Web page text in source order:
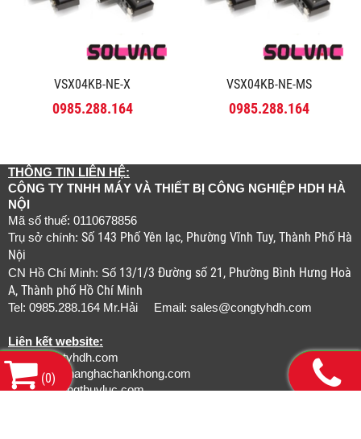
VSX04KB-NE-X
0985.288.164
VSX04KB-NE-MS
0985.288.164
THÔNG TIN LIÊN HỆ:
CÔNG TY TNHH MÁY VÀ THIẾT BỊ CÔNG NGHIỆP HDH HÀ
NỘI
Mã số thuế: 0110678856
Trụ sở chính: Số 143 Phố Yên lạc, Phường Vĩnh Tuy, Thành Phố Hà
Nội
CN Hồ Chí Minh: Số 13/1/3 Đường số 21, Phường Bình Hưng Hoà
A, Thành phố Hồ Chí Minh
Tel: 0985.288.164 Mr.Hải Email: sales@congtyhdh.com
Liên kết website:
www.congtyhdh.com
www.thietbinanghachankhong.com
www.bamongthuyluc.com
(0)